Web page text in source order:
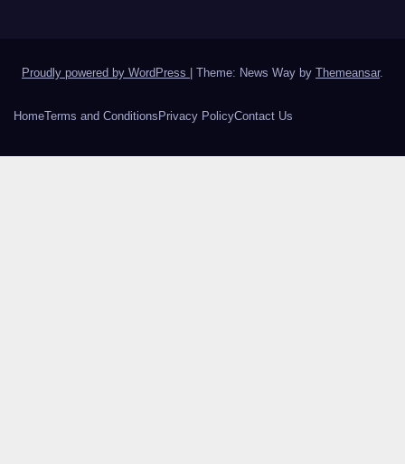
Proudly powered by WordPress | Theme: News Way by Themeansar.
HomeTerms and Conditions Privacy PolicyContact Us